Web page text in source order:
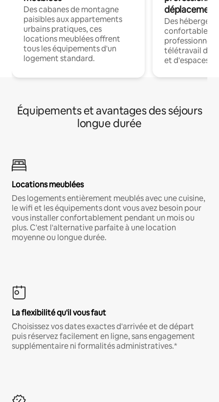
Des cabanes de montagne
paisibles aux appartements
urbains pratiques, ces
locations meublées offrent
tous les équipements d'un
logement standard.
déplacement
Des
confortables
professionnels
télétravail
et d'espaces
Équipements et avantages des séjours
longue durée
Locations meublées
Des logements entièrement meublés avec une cuisine,
le wifi et les équipements dont vous avez besoin pour
vous installer confortablement pendant un mois ou
plus. C'est l'alternative parfaite à une location
moyenne ou longue durée.
La flexibilité qu'il vous faut
Choisissez vos dates exactes d'arrivée et de départ
puis réservez facilement en ligne, sans engagement
supplémentaire ni formalités administratives.*